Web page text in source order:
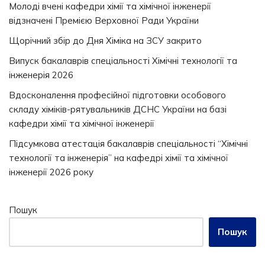
Молоді вчені кафедри хімії та хімічної інженерії
відзначені Премією Верховної Ради України
Щорічний збір до Дня Хіміка на ЗСУ закрито
Випуск бакалаврів спеціальності Хімічні технології та
інженерія 2026
Вдосконалення професійної підготовки особового
складу хіміків-рятувальників ДСНС України на базі
кафедри хімії та хімічної інженерії
Підсумкова атестація бакалаврів спеціальності “Хімічні
технології та інженерія” на кафедрі хімії та хімічної
інженерії 2026 року
Пошук
Пошук